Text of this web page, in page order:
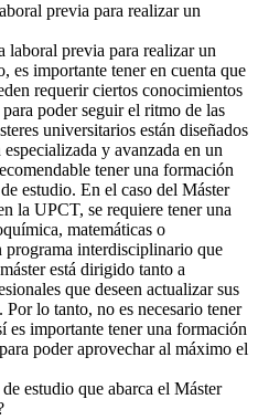
previa para realizar un
laboral previa para realizar un
es importante tener en cuenta que
requerir ciertos conocimientos
poder seguir el ritmo de las
universitarios están diseñados
y avanzada en un
tener una formación
estudio. En el caso del Máster
la UPCT, se requiere tener una
matemáticas o
programa interdisciplinario que
está dirigido tanto a
que deseen actualizar sus
lo tanto, no es necesario tener
es importante tener una formación
poder aprovechar al máximo el
estudio que abarca el Máster